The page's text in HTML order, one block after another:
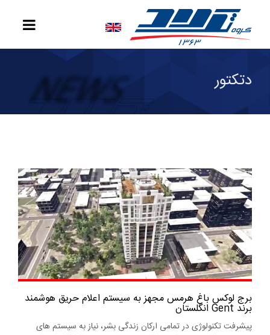
دتکتور
برج لوکس باغ هرمس مجهز به سیستم اعلام حریق هوشمند
برند Gent انگلستان
پیشرفت تکنولوژی در تمامی ارکان زندگی بشر، نیاز به سیستم های